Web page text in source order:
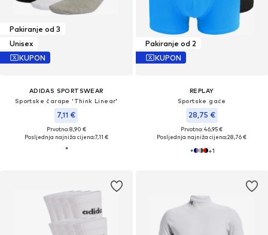
Pakiranje od 3
Unisex
KUPON
ADIDAS SPORTSWEAR
Sportske čarape 'Think Linear'
7,11 €
Prvotno: 8,90 €
Posljednja najniža cijena:7,11 €
Pakiranje od 2
KUPON
REPLAY
Sportske gaće
28,75 €
Prvotno: 46,95 €
Posljednja najniža cijena:28,76 €
+1